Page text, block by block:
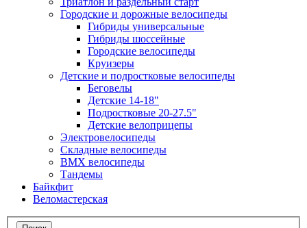
Городские и дорожные велосипеды
Гибриды универсальные
Гибриды шоссейные
Городские велосипеды
Круизеры
Детские и подростковые велосипеды
Беговелы
Детские 14-18"
Подростковые 20-27.5"
Детские велоприцепы
Электровелосипеды
Складные велосипеды
BMX велосипеды
Тандемы
Байкфит
Веломастерская